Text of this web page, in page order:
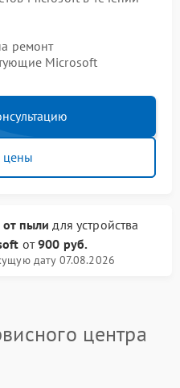
ремонт
Microsoft
от пыли для устройства
от900 руб.
дату 07.08.2026
центра